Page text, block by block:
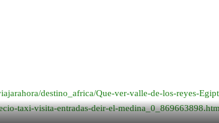
destino_africa/Que-ver-valle-de-los-reyes-
taxi-visita-entradas-deir-el-